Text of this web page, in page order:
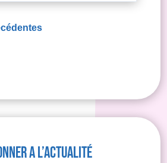
a l’actualité